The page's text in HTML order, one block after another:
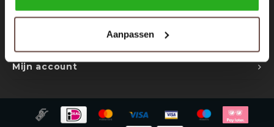
Aanpassen
Body's
Tracksuits
Sweaters
Bodywarmers
Trackpants
Overhemden
Contact
Mijn account